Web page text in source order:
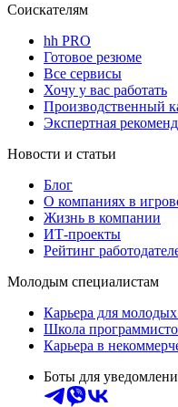
Соискателям
hh PRO
Готовое резюме
Все сервисы
Хочу у вас работать
Производственный
Экспертная
Новости и статьи
Блог
О компаниях в
Жизнь в компании
ИТ-проекты
Рейтинг
Молодым специалистам
Карьера для
Школа
Карьера в
Боты для